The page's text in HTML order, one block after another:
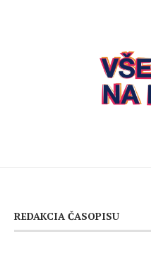
REDAKCIA ČASOPISU